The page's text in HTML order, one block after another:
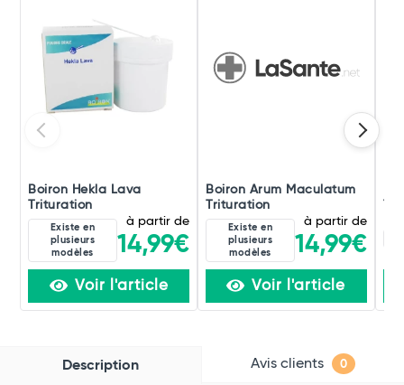
Boiron Hekla Lava
Trituration
Existe en
plusieurs
modèles
à partir de
14,99€
Voir l'article
Boiron Arum Maculatum
Trituration
Existe en
plusieurs
modèles
à partir de
14,99€
Voir l'article
Description Avis clients 0